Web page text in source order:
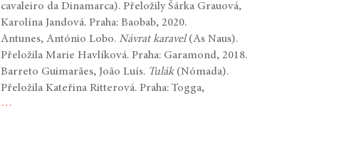
cavaleiro da Dinamarca). Přeložily Šárka Grauová,
Karolína Jandová. Praha: Baobab, 2020.
Antunes, António Lobo. Návrat karavel(As Naus).
Přeložila Marie Havlíková. Praha: Garamond, 2018.
Barreto Guimarães, João Luís. Tulák(Nómada).
Přeložila Kateřina Ritterová. Praha: Togga,
…